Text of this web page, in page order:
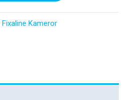
Fixaline Kameror